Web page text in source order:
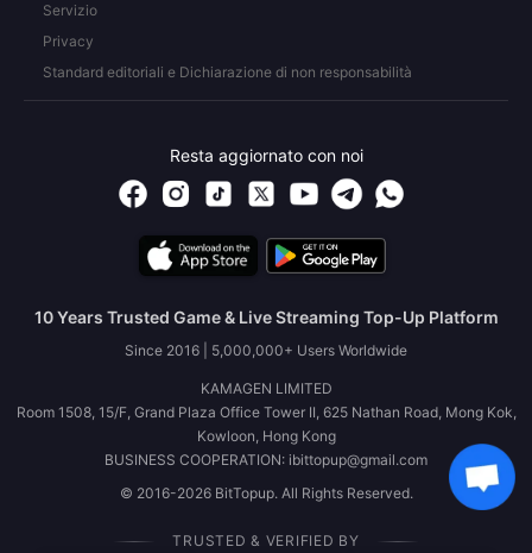
Servizio
Privacy
Standard editoriali e Dichiarazione di non responsabilità
Resta aggiornato con noi
10 Years Trusted Game & Live Streaming Top-Up Platform
Since 2016 | 5,000,000+ Users Worldwide
KAMAGEN LIMITED
Room 1508, 15/F, Grand Plaza Office Tower II, 625 Nathan Road, Mong Kok,
Kowloon, Hong Kong
BUSINESS COOPERATION: ibittopup@gmail.com
© 2016-2026 BitTopup. All Rights Reserved.
TRUSTED & VERIFIED BY